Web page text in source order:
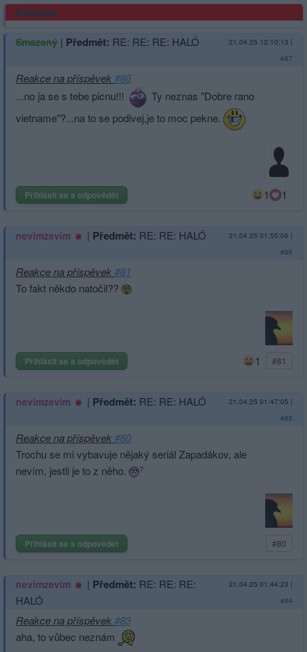
Reklama
Smazaný | Předmět: RE: RE: RE: HALÓ 21.04.25 12:10:13 |
#87
Reakce na příspěvek#86
...no ja se s tebe picnu!!!
Ty neznas "Dobre rano
vietname"?...na to se podivej,je to moc pekne.
Přihlásit se a odpovědět 1 1
nevimzevim | Předmět: RE: RE: HALÓ 21.04.25 01:55:06 |
#86
Reakce na příspěvek#81
To fakt někdo natočil??
Přihlásit se a odpovědět 1 #81
nevimzevim | Předmět: RE: RE: HALÓ 21.04.25 01:47:05 |
#85
Reakce na příspěvek#80
Trochu se mi vybavuje nějaký seriál Zapadákov, ale
nevím, jestli je to z něho.
Přihlásit se a odpovědět #80
nevimzevim | Předmět: RE: RE: RE:
HALÓ
21.04.25 01:44:23 |
#84
Reakce na příspěvek#83
aha, to vůbec neznám